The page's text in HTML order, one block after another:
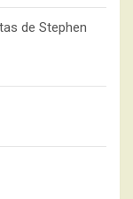
de Stephen